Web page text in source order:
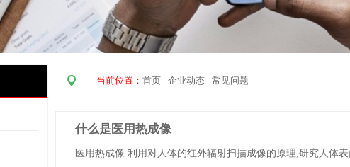
当前位置： 首页 - 企业动态 - 常见问题
什么是医用热成像
医用热成像 利用对人体的红外辐射扫描成像的原理,研究人体